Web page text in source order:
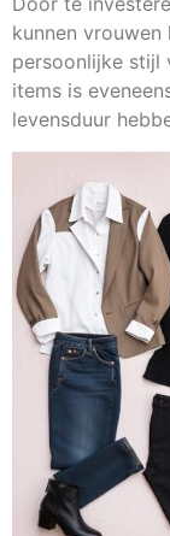
kunnen vrouwen
persoonlijke stijl
items is
levensduur